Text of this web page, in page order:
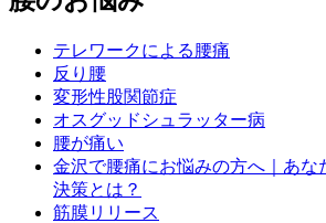
テレワークによる腰痛
反り腰
変形性股関節症
オスグッドシュラッター病
腰が痛い
金沢で腰痛にお悩みの方へ｜あな
決策とは？
筋膜リリース